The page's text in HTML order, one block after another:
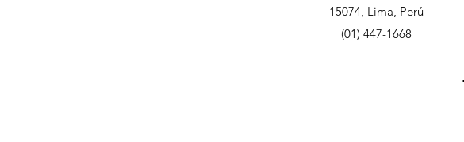
15074, Lima, Perú
(01) 447-1668